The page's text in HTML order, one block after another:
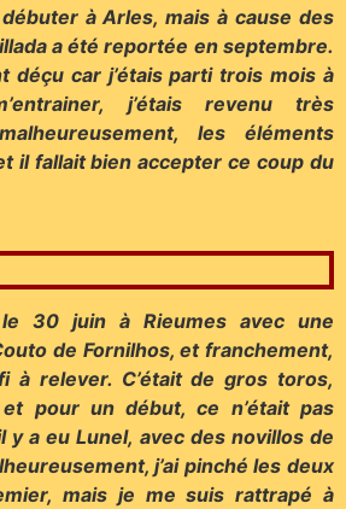
à Arles, mais à cause des
a été reportée en septembre.
déçu car j’étais parti trois mois à
j’étais revenu très
les éléments
il fallait bien accepter ce coup du
le 30 juin à Rieumes avec une
de Fornilhos, et franchement,
à relever. C’était de gros toros,
pour un début, ce n’était pas
y a eu Lunel, avec des novillos de
j’ai pinché les deux
mais je me suis rattrapé à